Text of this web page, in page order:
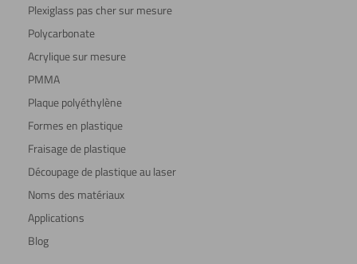
Plexiglass pas cher sur mesure
Polycarbonate
Acrylique sur mesure
PMMA
Plaque polyéthylène
Formes en plastique
Fraisage de plastique
Découpage de plastique au laser
Noms des matériaux
Applications
Blog